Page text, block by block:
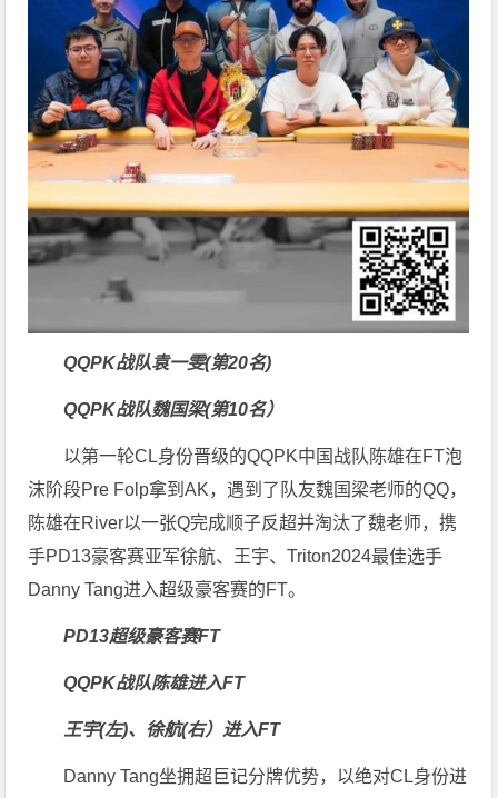
QQPK战队袁一雯(第20名)
QQPK战队魏国梁(第10名）
以第一轮CL身份晋级的QQPK中国战队陈雄在FT泡
沫阶段Pre Folp拿到AK，遇到了队友魏国梁老师的QQ，
陈雄在River以一张Q完成顺子反超并淘汰了魏老师，携
手PD13豪客赛亚军徐航、王宇、Triton2024最佳选手
Danny Tang进入超级豪客赛的FT。
PD13超级豪客赛FT
QQPK战队陈雄进入FT
王宇(左)、徐航(右）进入FT
Danny Tang坐拥超巨记分牌优势，以绝对CL身份进